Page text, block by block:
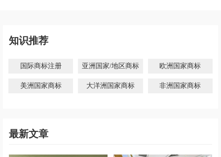
知识推荐
国际商标注册 亚洲国家/地区商标 欧洲国家商标
美洲国家商标 大洋洲国家商标 非洲国家商标
最新文章